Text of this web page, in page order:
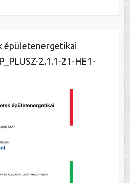
épületenergetikai
2.1.1-21-HE1-